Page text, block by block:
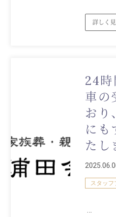
詳しく
24時
車の
おり
にも
たし
スタッフ
…